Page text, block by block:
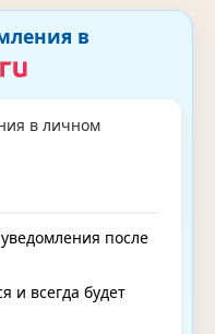
в
в личном
после
и всегда будет